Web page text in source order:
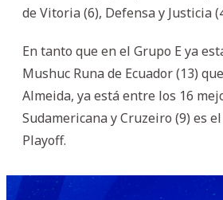
de Vitoria (6), Defensa y Justicia
En tanto que en el Grupo E ya
Mushuc Runa de Ecuador (13)
Almeida, ya está entre los 16
Sudamericana y Cruzeiro (9) es
Playoff.